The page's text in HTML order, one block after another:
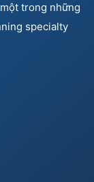
trong những
specialty